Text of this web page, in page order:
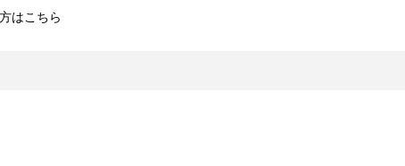
はこちら